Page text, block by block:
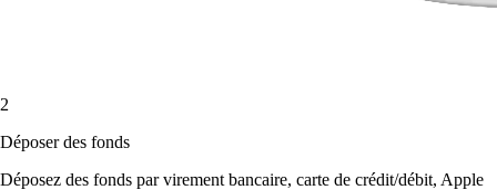
2
Déposer des fonds
Déposez des fonds par virement bancaire, carte de crédit/débit, Apple